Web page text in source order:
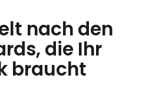
nach den
die Ihr
braucht